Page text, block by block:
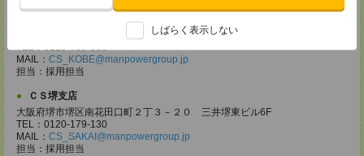
しばらく表示しない
CS神戸支店
兵庫県神戸市中央区雲井通7-1-1 ミント神戸14F
TEL：0120-769-350
MAIL： CS_KOBE@manpowergroup.jp
担当：採用担当
ＣＳ堺支店
大阪府堺市堺区南花田口町２丁３－２０ 三井堺東ビル6F
TEL：0120-179-130
MAIL： CS_SAKAI@manpowergroup.jp
担当：採用担当